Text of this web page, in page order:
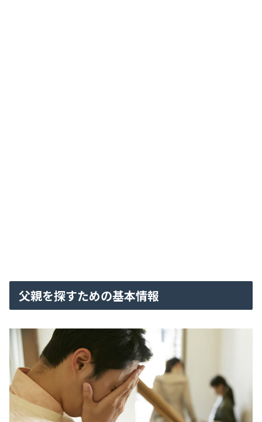
父親を探すための基本情報